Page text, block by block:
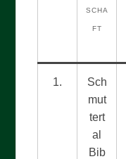
SCHA
FT
1.
Sch
mut
tert
al
Bib